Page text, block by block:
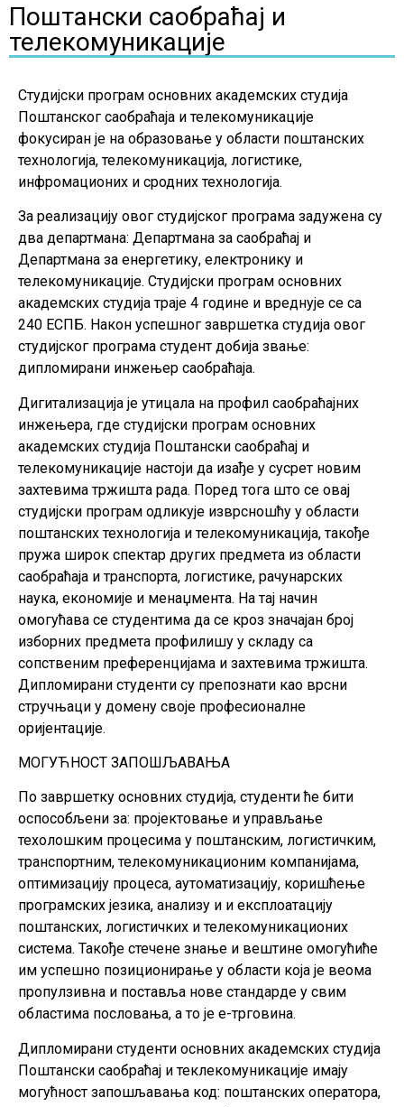
Поштански саобраћај и
телекомуникације
Студијски програм основних академских студија
Поштанског саобраћаја и телекомуникације
фокусиран је на образовање у области поштанских
технологија, телекомуникација, логистике,
инфромационих и сродних технологија.
За реализацију овог студијског програма задужена су
два департмана: Департмана за саобраћај и
Департмана за енергетику, електронику и
телекомуникације. Студијски програм основних
академских студија траје 4 године и вреднује се са
240 ЕСПБ. Након успешног завршетка студија овог
студијског програма студент добија звање:
дипломирани инжењер саобраћаја.
Дигитализација је утицала на профил саобраћајних
инжењера, где студијски програм основних
академских студија Поштански саобраћај и
телекомуникације настоји да изађе у сусрет новим
захтевима тржишта рада. Поред тога што се овај
студијски програм одликује изврсношћу у области
поштанских технологија и телекомуникација, такође
пружа широк спектар других предмета из области
саобраћаја и транспорта, логистике, рачунарских
наука, економије и менаџмента. На тај начин
омогућава се студентима да се кроз значајан број
изборних предмета профилишу у складу са
сопственим преференцијама и захтевима тржишта.
Дипломирани студенти су препознати као врсни
стручњаци у домену своје професионалне
оријентације.
МОГУЋНОСТ ЗАПОШЉАВАЊА
По завршетку основних студија, студенти ће бити
оспособљени за: пројектовање и управљање
техолошким процесима у поштанским, логистичким,
транспортним, телекомуникационим компанијама,
оптимизацију процеса, аутоматизацију, коришћење
програмских језика, анализу и и експлоатацију
поштанских, логистичких и телекомуникационих
система. Такође стечене знање и вештине омогућиће
им успешно позиционирање у области која је веома
пропулзивна и поставља нове стандарде у свим
областима пословања, а то је е-трговина.
Дипломирани студенти основних академских студија
Поштански саобраћај и теклекомуникације имају
могућност запошљавања код: поштанских оператора,